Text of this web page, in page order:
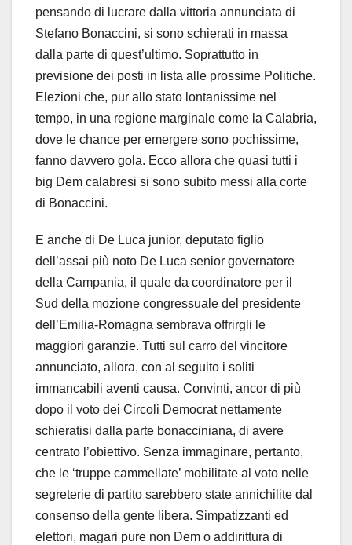
pensando di lucrare dalla vittoria annunciata di
Stefano Bonaccini, si sono schierati in massa
dalla parte di quest’ultimo. Soprattutto in
previsione dei posti in lista alle prossime Politiche.
Elezioni che, pur allo stato lontanissime nel
tempo, in una regione marginale come la Calabria,
dove le chance per emergere sono pochissime,
fanno davvero gola. Ecco allora che quasi tutti i
big Dem calabresi si sono subito messi alla corte
di Bonaccini.
E anche di De Luca junior, deputato figlio
dell’assai più noto De Luca senior governatore
della Campania, il quale da coordinatore per il
Sud della mozione congressuale del presidente
dell’Emilia-Romagna sembrava offrirgli le
maggiori garanzie. Tutti sul carro del vincitore
annunciato, allora, con al seguito i soliti
immancabili aventi causa. Convinti, ancor di più
dopo il voto dei Circoli Democrat nettamente
schieratisi dalla parte bonacciniana, di avere
centrato l’obiettivo. Senza immaginare, pertanto,
che le ‘truppe cammellate’ mobilitate al voto nelle
segreterie di partito sarebbero state annichilite dal
consenso della gente libera. Simpatizzanti ed
elettori, magari pure non Dem o addirittura di